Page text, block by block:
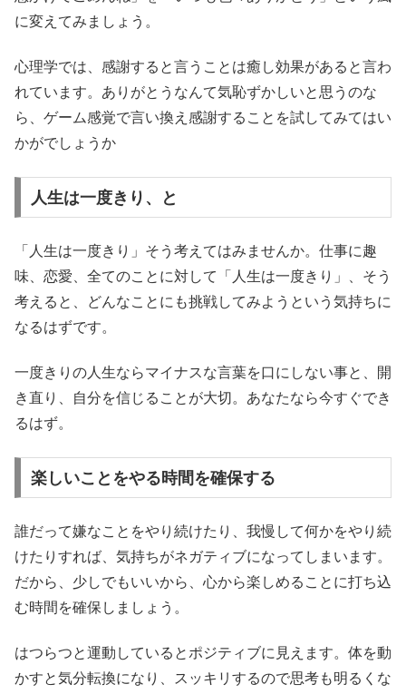
に変えてみましょう。
心理学では、感謝すると言うことは癒し効果があると言わ
れています。ありがとうなんて気恥ずかしいと思うのな
ら、ゲーム感覚で言い換え感謝することを試してみてはい
かがでしょうか
人生は一度きり、と
「人生は一度きり」そう考えてはみませんか。仕事に趣
味、恋愛、全てのことに対して「人生は一度きり」、そう
考えると、どんなことにも挑戦してみようという気持ちに
なるはずです。
一度きりの人生ならマイナスな言葉を口にしない事と、開
き直り、自分を信じることが大切。あなたなら今すぐでき
るはず。
楽しいことをやる時間を確保する
誰だって嫌なことをやり続けたり、我慢して何かをやり続
けたりすれば、気持ちがネガティブになってしまいます。
だから、少しでもいいから、心から楽しめることに打ち込
む時間を確保しましょう。
はつらつと運動しているとポジティブに見えます。体を動
かすと気分転換になり、スッキリするので思考も明るくな